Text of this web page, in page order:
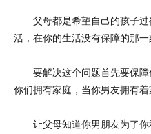
父母都是希望自己的孩子过
活，在你的生活没有保障的那
要解决这个问题首先要保障
你们拥有家庭，当你男友拥有
让父母知道你男朋友为了你